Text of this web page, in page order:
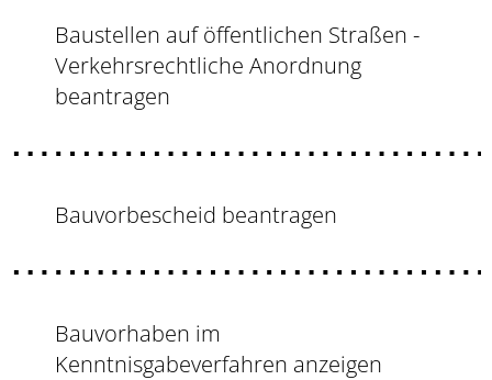
Baustellen auf öffentlichen Straßen -
Verkehrsrechtliche Anordnung
beantragen
Bauvorbescheid beantragen
Bauvorhaben im
Kenntnisgabeverfahren anzeigen